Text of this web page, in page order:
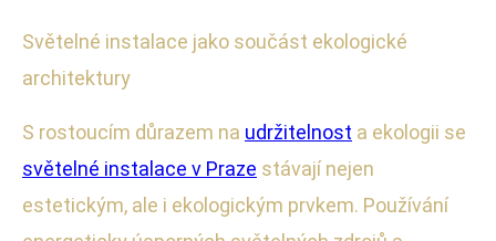
Světelné instalace jako součást ekologické
architektury
S rostoucím důrazem na udržitelnost a ekologii se
světelné instalace v Praze stávají nejen
estetickým, ale i ekologickým prvkem. Používání